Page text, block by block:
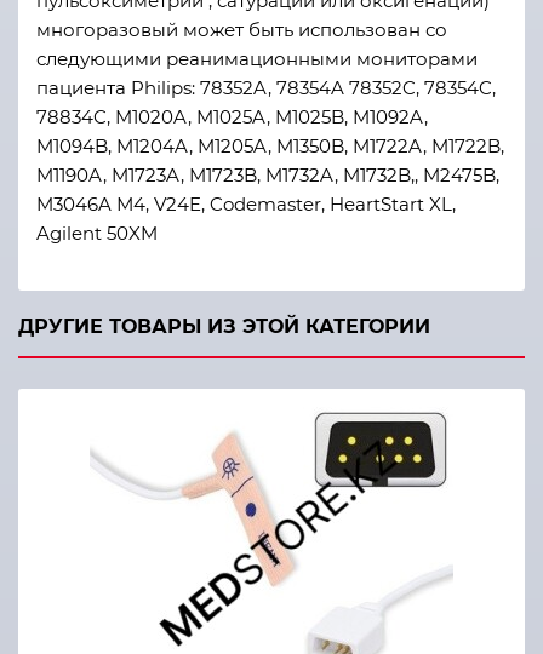
многоразовый может быть использован со
следующими реанимационными мониторами
пациента Philips: 78352A, 78354A 78352C, 78354C,
78834C, M1020A, M1025A, M1025B, M1092A,
M1094B, M1204A, M1205A, M1350B, M1722A, M1722B,
M1190A, M1723A, M1723B, M1732A, M1732B,, M2475B,
M3046A М4, V24E, Codemaster, HeartStart XL,
Agilent 50XM
ДРУГИЕ ТОВАРЫ ИЗ ЭТОЙ КАТЕГОРИИ